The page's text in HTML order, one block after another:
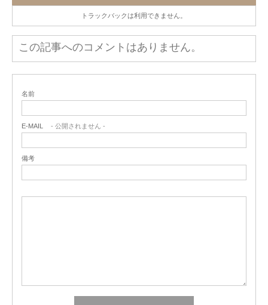
トラックバックは利用できません。
この記事へのコメントはありません。
名前
E-MAIL - 公開されません -
備考